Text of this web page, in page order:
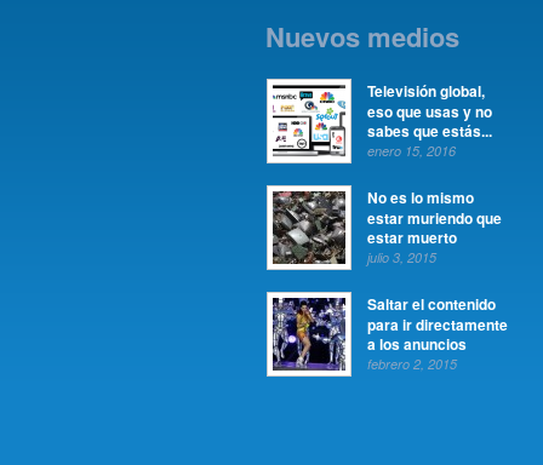
Nuevos medios
Televisión global,
eso que usas y no
sabes que estás...
enero 15, 2016
No es lo mismo
estar muriendo que
estar muerto
julio 3, 2015
Saltar el contenido
para ir directamente
a los anuncios
febrero 2, 2015